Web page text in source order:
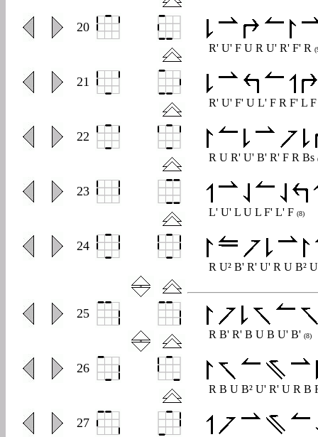
20
R' U' F U R U' R' F' R
21
R' U' F' U L' F R F' L
22
R U R' U' B' R' F R Bs
23
L' U' L U L F' L' F (8)
24
R U² B' R' U' R U B²
25
R B' R' B U B U' B' (8)
26
R B U B² U' R' U R B
27